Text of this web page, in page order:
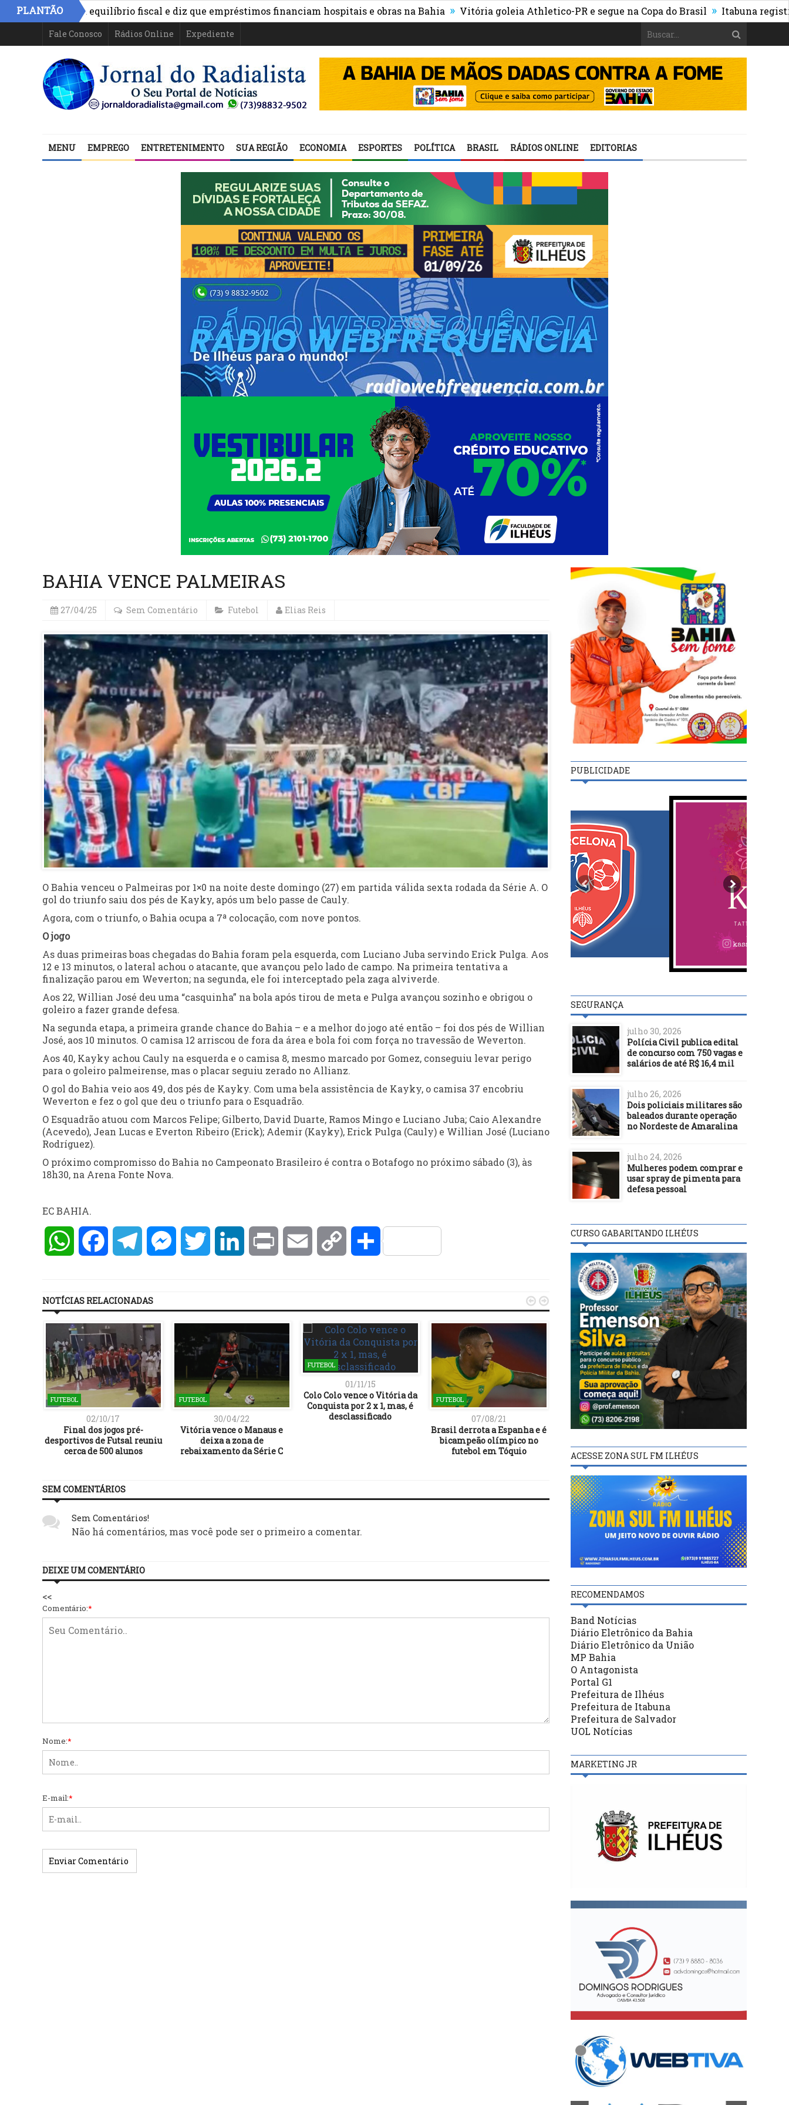
PLANTÃO
aponta equilíbrio fiscal e diz que empréstimos financiam hospitais e obras na Bahia » Vitória goleia Athletico-PR e segue na Copa do Brasil » Itabuna registra maior
Fale Conosco Rádios Online Expediente
MENU EMPREGO ENTRETENIMENTO SUA REGIÃO ECONOMIA ESPORTES POLÍTICA BRASIL RÁDIOS ONLINE EDITORIAS
BAHIA VENCE PALMEIRAS
27/04/25 Sem Comentário Futebol Elias Reis
O Bahia venceu o Palmeiras por 1×0 na noite deste domingo (27) em partida válida sexta rodada da Série A. O
gol do triunfo saiu dos pés de Kayky, após um belo passe de Cauly.
Agora, com o triunfo, o Bahia ocupa a 7ª colocação, com nove pontos.
O jogo
As duas primeiras boas chegadas do Bahia foram pela esquerda, com Luciano Juba servindo Erick Pulga. Aos
12 e 13 minutos, o lateral achou o atacante, que avançou pelo lado de campo. Na primeira tentativa a
finalização parou em Weverton; na segunda, ele foi interceptado pela zaga alviverde.
Aos 22, Willian José deu uma “casquinha” na bola após tirou de meta e Pulga avançou sozinho e obrigou o
goleiro a fazer grande defesa.
Na segunda etapa, a primeira grande chance do Bahia – e a melhor do jogo até então – foi dos pés de Willian
José, aos 10 minutos. O camisa 12 arriscou de fora da área e bola foi com força no travessão de Weverton.
Aos 40, Kayky achou Cauly na esquerda e o camisa 8, mesmo marcado por Gomez, conseguiu levar perigo
para o goleiro palmeirense, mas o placar seguiu zerado no Allianz.
O gol do Bahia veio aos 49, dos pés de Kayky. Com uma bela assistência de Kayky, o camisa 37 encobriu
Weverton e fez o gol que deu o triunfo para o Esquadrão.
O Esquadrão atuou com Marcos Felipe; Gilberto, David Duarte, Ramos Mingo e Luciano Juba; Caio Alexandre
(Acevedo), Jean Lucas e Everton Ribeiro (Erick); Ademir (Kayky), Erick Pulga (Cauly) e Willian José (Luciano
Rodríguez).
O próximo compromisso do Bahia no Campeonato Brasileiro é contra o Botafogo no próximo sábado (3), às
18h30, na Arena Fonte Nova.
EC BAHIA.
WhatsAppFacebookTelegramMessengerTwitter LinkedInPrint Email Copy Compartilhar
NOTÍCIAS RELACIONADAS
FUTEBOL
02/10/17
Final dos jogos pré-
desportivos de Futsal reuniu
cerca de 500 alunos
FUTEBOL
30/04/22
Vitória vence o Manaus e
deixa a zona de
rebaixamento da Série C
FUTEBOL
01/11/15
Colo Colo vence o Vitória da
Conquista por 2 x 1, mas, é
desclassificado
FUTEBOL
07/08/21
Brasil derrota a Espanha e é
bicampeão olímpico no
futebol em Tóquio
FUTEBOL
28/12/21
Alegando questões
comando do Atlético-MG
FUTEBOL
Vitória da Conquista
pentacampeão da
 
SEM COMENTÁRIOS
Sem Comentários!
Não há comentários, mas você pode ser o primeiro a comentar.
DEIXE UM COMENTÁRIO
<<
Comentário:*
Nome:*
E-mail:*
PUBLICIDADE
SEGURANÇA
julho 30, 2026
Polícia Civil publica edital
de concurso com 750 vagas e
salários de até R$ 16,4 mil
julho 26, 2026
Dois policiais militares são
baleados durante operação
no Nordeste de Amaralina
julho 24, 2026
Mulheres podem comprar e
usar spray de pimenta para
defesa pessoal
CURSO GABARITANDO ILHÉUS
ACESSE ZONA SUL FM ILHÉUS
RECOMENDAMOS
Band Notícias
Diário Eletrônico da Bahia
Diário Eletrônico da União
MP Bahia
O Antagonista
Portal G1
Prefeitura de Ilhéus
Prefeitura de Itabuna
Prefeitura de Salvador
UOL Notícias
MARKETING JR